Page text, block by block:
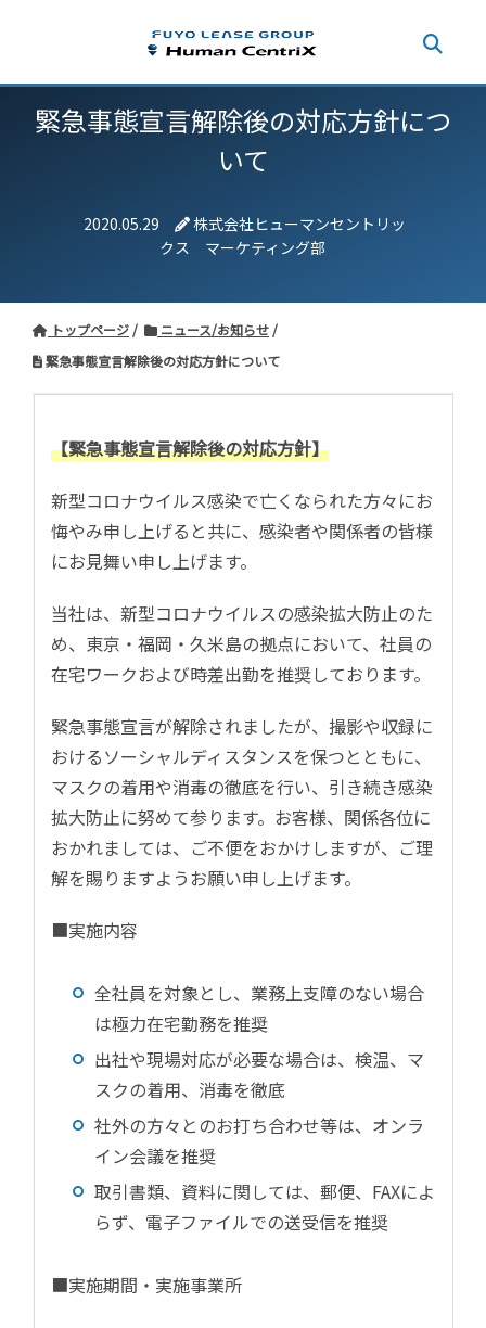
緊急事態宣言解除後の対応方針につ
いて
2020.05.29
株式会社ヒューマンセントリッ
クス マーケティング部
トップページ
ニュース/お知らせ
緊急事態宣言解除後の対応方針について
【緊急事態宣言解除後の対応方針】
新型コロナウイルス感染で亡くなられた方々にお
悔やみ申し上げると共に、感染者や関係者の皆様
にお見舞い申し上げます。
当社は、新型コロナウイルスの感染拡大防止のた
め、東京・福岡・久米島の拠点において、社員の
在宅ワークおよび時差出勤を推奨しております。
緊急事態宣言が解除されましたが、撮影や収録に
おけるソーシャルディスタンスを保つとともに、
マスクの着用や消毒の徹底を行い、引き続き感染
拡大防止に努めて参ります。お客様、関係各位に
おかれましては、ご不便をおかけしますが、ご理
解を賜りますようお願い申し上げます。
■実施内容
全社員を対象とし、業務上支障のない場合
は極力在宅勤務を推奨
出社や現場対応が必要な場合は、検温、マ
スクの着用、消毒を徹底
社外の方々とのお打ち合わせ等は、オンラ
イン会議を推奨
取引書類、資料に関しては、郵便、FAXによ
らず、電子ファイルでの送受信を推奨
■実施期間・実施事業所